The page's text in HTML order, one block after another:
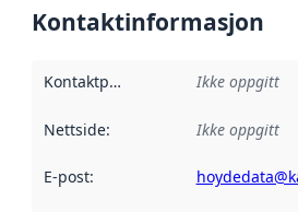
Kontaktinformasjon
Kontaktpunkt Ikke oppgitt
Nettside: Ikke oppgitt
E-post: